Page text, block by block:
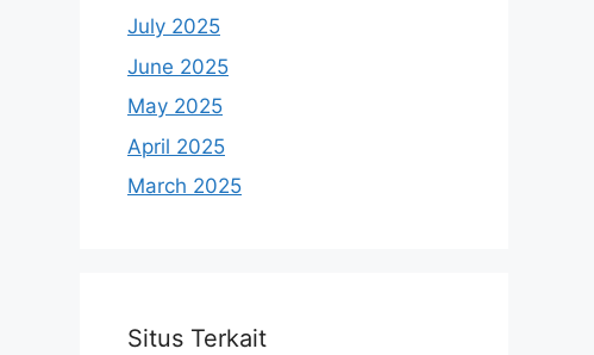
July 2025
June 2025
May 2025
April 2025
March 2025
Situs Terkait